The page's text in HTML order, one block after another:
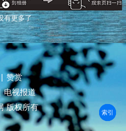
有更多了
赞赏
电视报道
版权所有
部首
笔划
拼音
潮拼